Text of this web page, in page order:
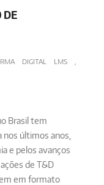
DE
DIGITAL LMS,
Brasil tem
últimos anos,
e pelos avanços
de T&D
em formato